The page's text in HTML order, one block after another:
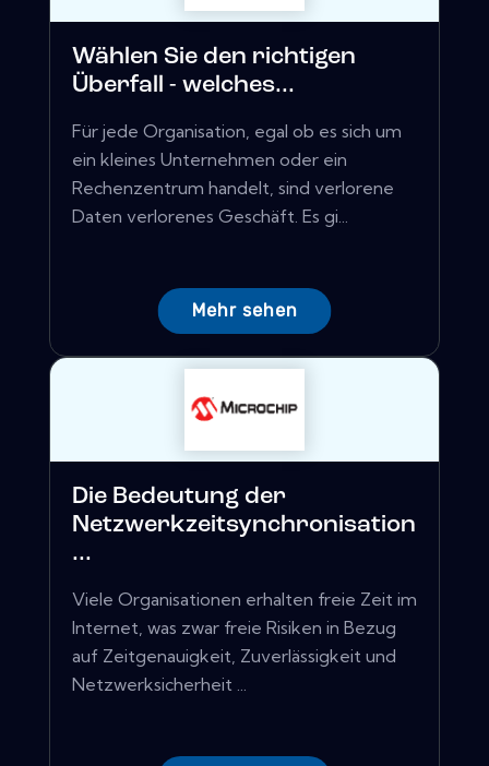
Wählen Sie den richtigen
Überfall - welches...
Für jede Organisation, egal ob es sich um
ein kleines Unternehmen oder ein
Rechenzentrum handelt, sind verlorene
Daten verlorenes Geschäft. Es gi...
Mehr sehen
Die Bedeutung der
Netzwerkzeitsynchronisation
...
Viele Organisationen erhalten freie Zeit im
Internet, was zwar freie Risiken in Bezug
auf Zeitgenauigkeit, Zuverlässigkeit und
Netzwerksicherheit ...